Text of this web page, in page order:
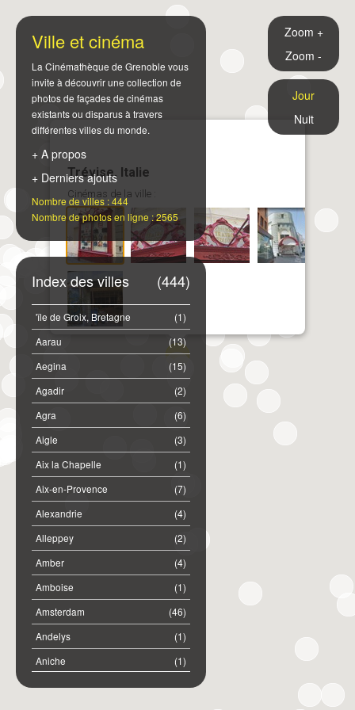
Trévise, Italie
Cinémas de la ville :
Ville et cinéma
La Cinémathèque de Grenoble vous
invite à découvrir une collection de
photos de façades de cinémas
existants ou disparus à travers
différentes villes du monde.
+ A propos
+ Derniers ajouts
Nombre de villes : 444
Nombre de photos en ligne : 2565
(444)
Index des villes
(1)
'île de Groix, Bretagne
(13)
Aarau
(15)
Aegina
(2)
Agadir
(6)
Agra
(3)
Aigle
(1)
Aix la Chapelle
(7)
Aix-en-Provence
(4)
Alexandrie
(2)
Alleppey
(4)
Amber
(1)
Amboise
(46)
Amsterdam
(1)
Andelys
(1)
Aniche
(2)
Annemasse
Zoom +
Zoom -
Jour
Nuit